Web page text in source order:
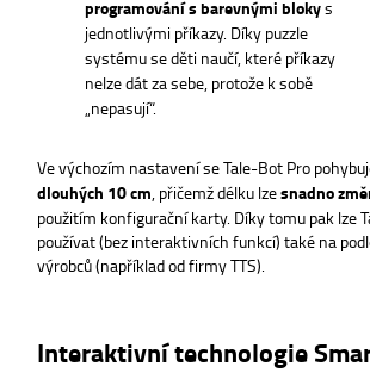
programování s barevnými blokys
jednotlivými příkazy. Díky puzzle
systému se děti naučí, které příkazy
nelze dát za sebe, protože k sobě
„nepasují“.
Ve výchozím nastavení se Tale-Bot Pro
dlouhých 10 cm , přičemž délku lzesnadno
použitím konfigurační karty. Díky tomu pak lze
používat (bez interaktivních funkcí) také na
výrobců (například od firmy TTS).
Interaktivní technologie